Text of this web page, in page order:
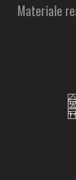
Materiale